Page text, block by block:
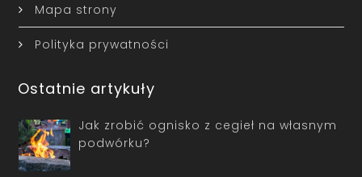
Mapa strony
Polityka prywatności
Ostatnie artykuły
Jak zrobić ognisko z cegieł na własnym
podwórku?